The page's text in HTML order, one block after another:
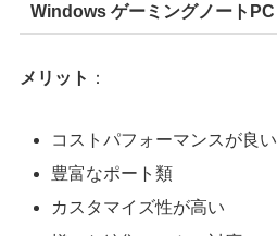
Windows ゲーミングノートPC
メリット ：
コストパフォーマンスが良い
豊富なポート類
カスタマイズ性が高い